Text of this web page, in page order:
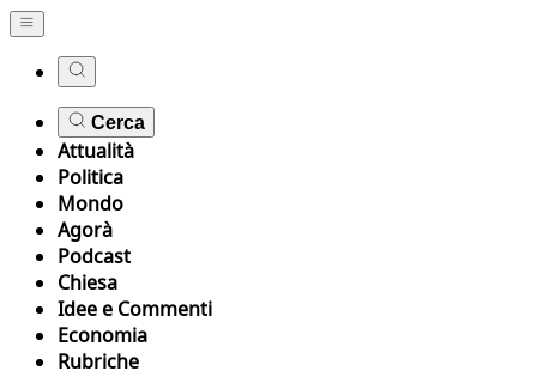
Cerca
Attualità
Politica
Mondo
Agorà
Podcast
Chiesa
Idee e Commenti
Economia
Rubriche